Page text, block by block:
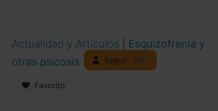
Actualidad y Artículos
Esquizofrenia y
otras psicosis
Seguir 192
Favorito